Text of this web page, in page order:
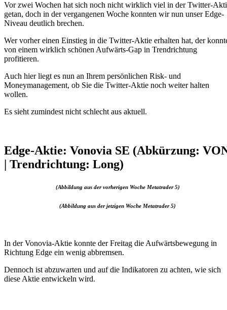
Vor zwei Wochen hat sich noch nicht wirklich viel in der Twitter-
getan, doch in der vergangenen Woche konnten wir nun unser Edge-
Niveau deutlich brechen.
Wer vorher einen Einstieg in die Twitter-Aktie erhalten hat, der
von einem wirklich schönen Aufwärts-Gap in Trendrichtung
profitieren.
Auch hier liegt es nun an Ihrem persönlichen Risk- und
Moneymanagement, ob Sie die Twitter-Aktie noch weiter halten
wollen.
Es sieht zumindest nicht schlecht aus aktuell.
Edge-Aktie: Vonovia SE (Abkürzung:
| Trendrichtung: Long)
(Abbildung aus der vorherigen Woche Metatrader 5)
(Abbildung aus der jetzigen Woche Metatrader 5)
In der Vonovia-Aktie konnte der Freitag die Aufwärtsbewegung in
Richtung Edge ein wenig abbremsen.
Dennoch ist abzuwarten und auf die Indikatoren zu achten, wie sich
diese Aktie entwickeln wird.